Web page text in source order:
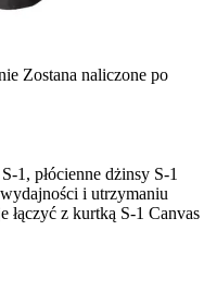
Zostana naliczone po
1, płócienne dżinsy S-1
i utrzymaniu
łączyć z kurtką S-1 Canvas